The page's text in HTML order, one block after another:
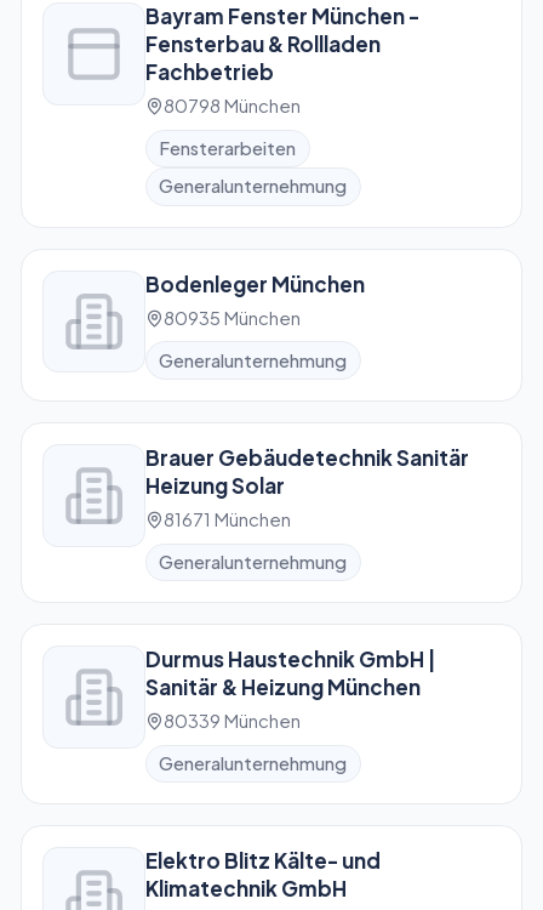
Bayram Fenster München -
Fensterbau & Rollladen
Fachbetrieb
80798 München
Fensterarbeiten
Generalunternehmung
Bodenleger München
80935 München
Generalunternehmung
Brauer Gebäudetechnik Sanitär
Heizung Solar
81671 München
Generalunternehmung
Durmus Haustechnik GmbH |
Sanitär & Heizung München
80339 München
Generalunternehmung
Elektro Blitz Kälte- und
Klimatechnik GmbH